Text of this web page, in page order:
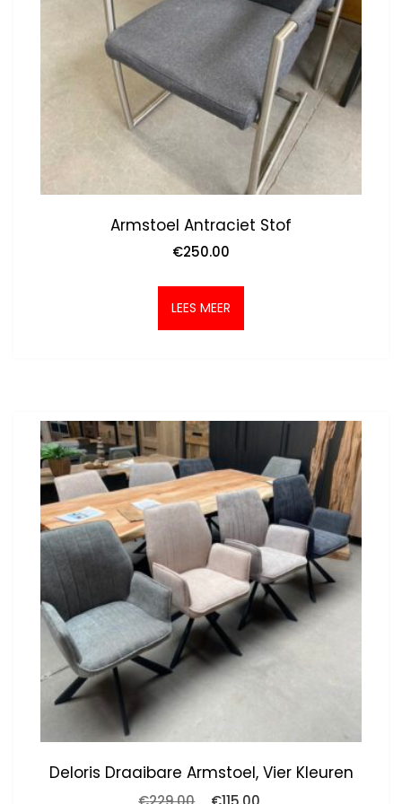
Armstoel Antraciet Stof
€250.00
LEES MEER
Deloris Draaibare Armstoel, Vier Kleuren
Oorspronkelijke